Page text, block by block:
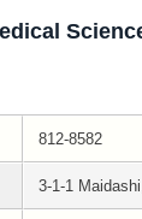
812-8582
3-1-1